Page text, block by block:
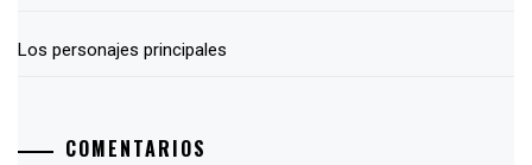
Los personajes principales
COMENTARIOS